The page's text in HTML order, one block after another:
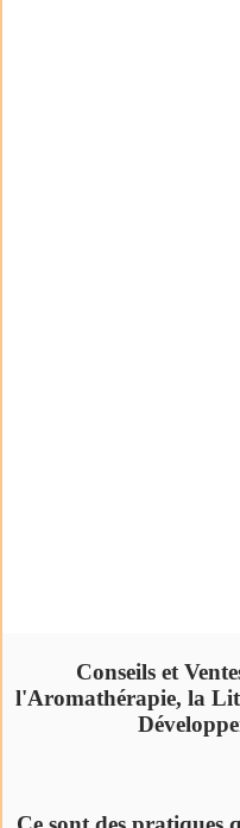
Conseils et
l'Aromathérapie, la